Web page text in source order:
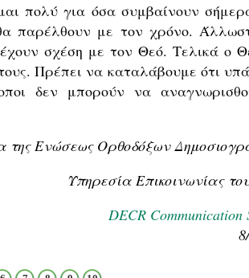
πολύ για όσα συμβαίνουν
παρέλθουν με τον χρόνο.
σχέση με τον Θεό. Τελικά ο
Πρέπει να καταλάβουμε ότι
δεν μπορούν να
της Ενώσεως Ορθοδόξων
Υπηρεσία Επικοινωνίας
DECR Communication